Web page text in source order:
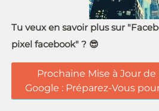
Tu veux en savoir plus sur
pixel facebook" ? 😎
Prochaine Mise à Jour
Google : Préparez-Vous